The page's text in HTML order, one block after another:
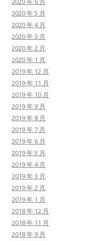
2020 年 5 月
2020 年 4 月
2020 年 3 月
2020 年 2 月
2020 年 1 月
2019 年 12 月
2019 年 11 月
2019 年 10 月
2019 年 9 月
2019 年 8 月
2019 年 7 月
2019 年 6 月
2019 年 5 月
2019 年 4 月
2019 年 3 月
2019 年 2 月
2019 年 1 月
2018 年 12 月
2018 年 11 月
2018 年 9 月